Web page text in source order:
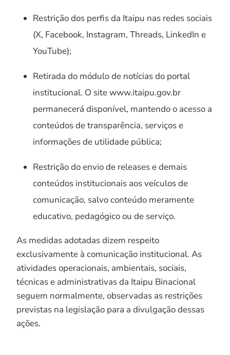
Restrição dos perfis da Itaipu nas redes sociais
(X, Facebook, Instagram, Threads, LinkedIn e
YouTube);
Retirada do módulo de notícias do portal
institucional. O site www.itaipu.gov.br
permanecerá disponível, mantendo o acesso a
conteúdos de transparência, serviços e
informações de utilidade pública;
Restrição do envio de releases e demais
conteúdos institucionais aos veículos de
comunicação, salvo conteúdo meramente
educativo, pedagógico ou de serviço.
As medidas adotadas dizem respeito
exclusivamente à comunicação institucional. As
atividades operacionais, ambientais, sociais,
técnicas e administrativas da Itaipu Binacional
seguem normalmente, observadas as restrições
previstas na legislação para a divulgação dessas
ações.